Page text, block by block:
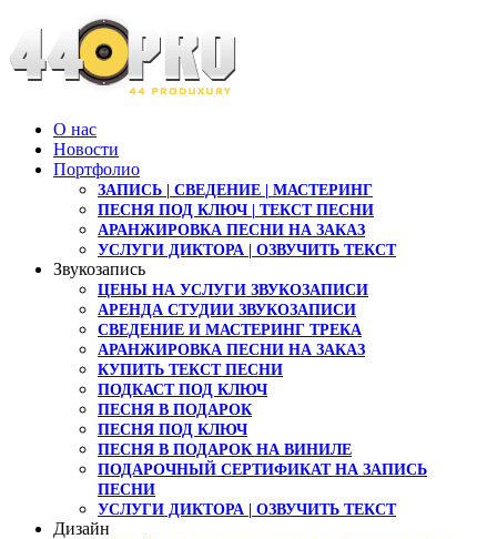
О нас
Новости
Портфолио
ЗАПИСЬ | СВЕДЕНИЕ | МАСТЕРИНГ
ПЕСНЯ ПОД КЛЮЧ | ТЕКСТ ПЕСНИ
АРАНЖИРОВКА ПЕСНИ НА ЗАКАЗ
УСЛУГИ ДИКТОРА | ОЗВУЧИТЬ ТЕКСТ
Звукозапись
ЦЕНЫ НА УСЛУГИ ЗВУКОЗАПИСИ
АРЕНДА СТУДИИ ЗВУКОЗАПИСИ
СВЕДЕНИЕ И МАСТЕРИНГ ТРЕКА
АРАНЖИРОВКА ПЕСНИ НА ЗАКАЗ
КУПИТЬ ТЕКСТ ПЕСНИ
ПОДКАСТ ПОД КЛЮЧ
ПЕСНЯ В ПОДАРОК
ПЕСНЯ ПОД КЛЮЧ
ПЕСНЯ В ПОДАРОК НА ВИНИЛЕ
ПОДАРОЧНЫЙ СЕРТИФИКАТ НА ЗАПИСЬ
ПЕСНИ
УСЛУГИ ДИКТОРА | ОЗВУЧИТЬ ТЕКСТ
Дизайн